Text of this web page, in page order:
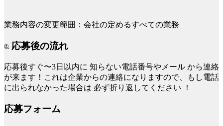
業務内容の変更範囲：会社の定めるすべての業務
応募後の流れ
応募後すぐ〜3日以内に 知らない電話番号やメール から連絡
が来ます！これは企業からの連絡になりますので、もし電話
に出られなかった場合は 必ず折り返してください ！
応募フォーム